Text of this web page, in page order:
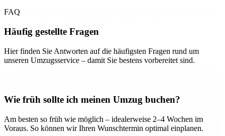
FAQ
Häufig gestellte Fragen
Hier finden Sie Antworten auf die häufigsten Fragen rund um
unseren Umzugsservice – damit Sie bestens vorbereitet sind.
Wie früh sollte ich meinen Umzug buchen?
Am besten so früh wie möglich – idealerweise 2–4 Wochen im
Voraus. So können wir Ihren Wunschtermin optimal einplanen.